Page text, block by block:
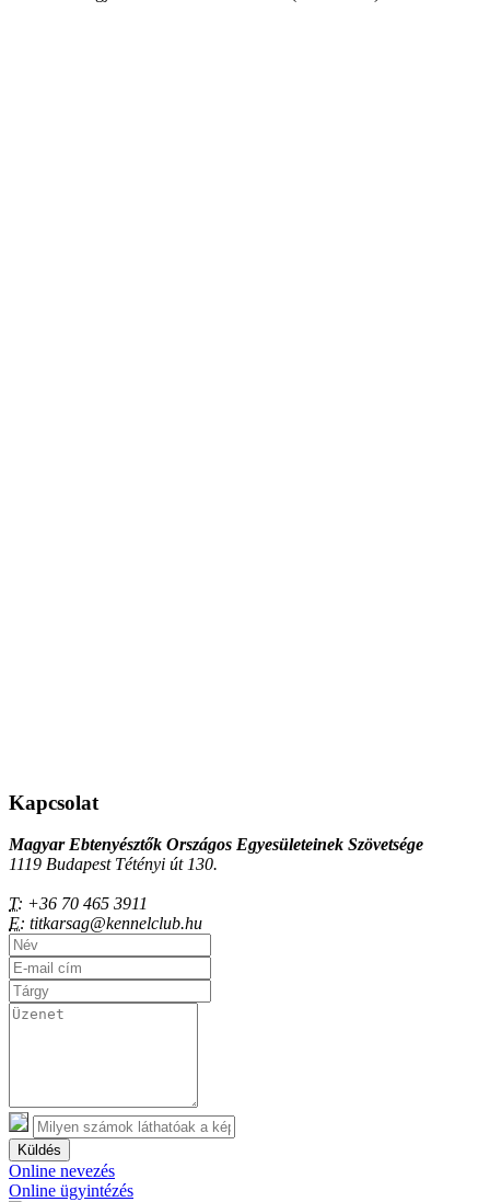
Kapcsolat
Magyar Ebtenyésztők Országos Egyesületeinek Szövetsége
1119 Budapest Tétényi út 130.
T: +36 70 465 3911
E: titkarsag@kennelclub.hu
Küldés
Online nevezés
Online ügyintézés